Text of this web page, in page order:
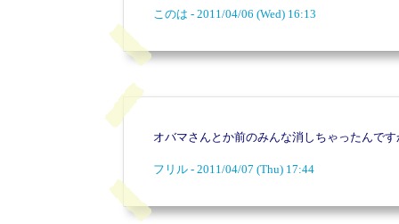
このは - 2011/04/06 (Wed) 16:13
オバマさんとか前のみんな消しちゃったんで
フリル - 2011/04/07 (Thu) 17:44